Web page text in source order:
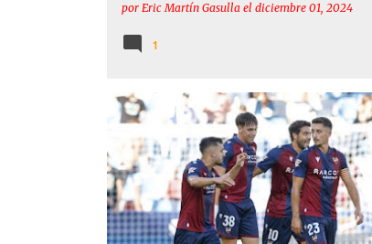
por Eric Martín Gasulla el diciembre 01, 2024
1
CARLOS ÁLVAREZ CARLOS ESPÍ CD ELDENSE
CRÓNICAS LEVANTE UD PABLO MARTÍNEZ